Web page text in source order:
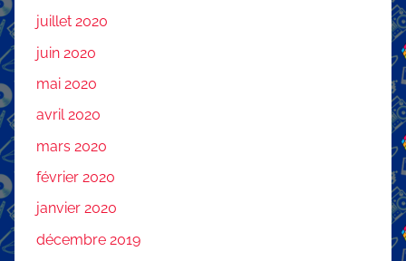
juillet 2020
juin 2020
mai 2020
avril 2020
mars 2020
février 2020
janvier 2020
décembre 2019